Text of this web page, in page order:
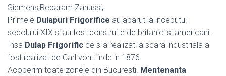
Siemens,Reparam Zanussi,
Primele Dulapuri Frigorifice au aparut la inceputul
secolului XIX si au fost construite de britanici si americani.
Insa Dulap Frigorific ce s-a realizat la scara industriala a
fost realizat de Carl von Linde in 1876.
Acoperim toate zonele din Bucuresti. Mentenanta